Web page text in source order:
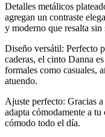
Detalles metálicos
agregan un contraste
y moderno que resalta
Diseño versátil: Perfecto
caderas, el cinto Danna
formales como casuales,
atuendo.
Ajuste perfecto: Gracias
adapta cómodamente a
cómodo todo el día.